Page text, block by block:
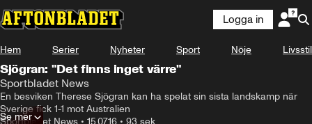
Logga in
Hem Serier Nyheter Sport Nöje Livsstil
Sjögran: "Det finns inget värre"
Sportbladet News
En besviken Therese Sjögran kan ha spelat sin sista landskamp när
Sverige fick 1-1 mot Australien
Sportbladet News • 15.07.16 • 93 sek
Se mer